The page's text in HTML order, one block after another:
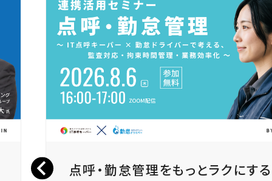
点呼・勤怠管理をもっとラクにす